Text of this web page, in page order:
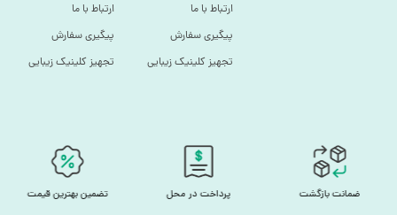
ارتباط با ما
پیگیری سفارش
تجهیز کلینیک زیبایی
ارتباط با ما
پیگیری سفارش
تجهیز کلینیک زیبایی
ضمانت بازگشت پرداخت در محل تضمین بهترین قیمت